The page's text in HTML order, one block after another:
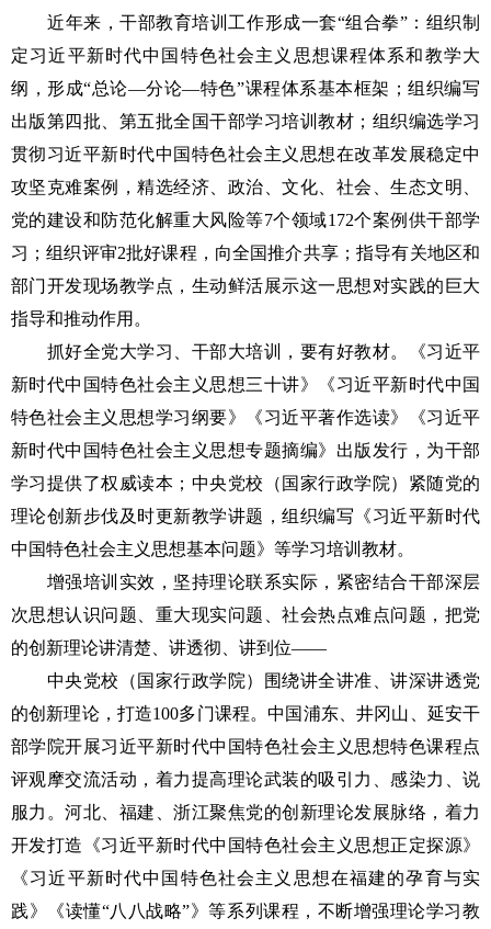
近年来，干部教育培训工作形成一套“组合拳”：组织制
定习近平新时代中国特色社会主义思想课程体系和教学大
纲，形成“总论—分论—特色”课程体系基本框架；组织编写
出版第四批、第五批全国干部学习培训教材；组织编选学习
贯彻习近平新时代中国特色社会主义思想在改革发展稳定中
攻坚克难案例，精选经济、政治、文化、社会、生态文明、
党的建设和防范化解重大风险等7个领域172个案例供干部学
习；组织评审2批好课程，向全国推介共享；指导有关地区和
部门开发现场教学点，生动鲜活展示这一思想对实践的巨大
指导和推动作用。
抓好全党大学习、干部大培训，要有好教材。《习近平
新时代中国特色社会主义思想三十讲》《习近平新时代中国
特色社会主义思想学习纲要》《习近平著作选读》《习近平
新时代中国特色社会主义思想专题摘编》出版发行，为干部
学习提供了权威读本；中央党校（国家行政学院）紧随党的
理论创新步伐及时更新教学讲题，组织编写《习近平新时代
中国特色社会主义思想基本问题》等学习培训教材。
增强培训实效，坚持理论联系实际，紧密结合干部深层
次思想认识问题、重大现实问题、社会热点难点问题，把党
的创新理论讲清楚、讲透彻、讲到位——
中央党校（国家行政学院）围绕讲全讲准、讲深讲透党
的创新理论，打造100多门课程。中国浦东、井冈山、延安干
部学院开展习近平新时代中国特色社会主义思想特色课程点
评观摩交流活动，着力提高理论武装的吸引力、感染力、说
服力。河北、福建、浙江聚焦党的创新理论发展脉络，着力
开发打造《习近平新时代中国特色社会主义思想正定探源》
《习近平新时代中国特色社会主义思想在福建的孕育与实
践》《读懂“八八战略”》等系列课程，不断增强理论学习教